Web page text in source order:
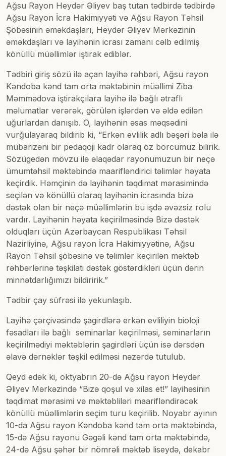
Ağsu Rayon Heydər Əliyev baş tutan tədbirdə tədbirdə
Ağsu Rayon İcra Hakimiyyəti və Ağsu Rayon Təhsil
Şöbəsinin əməkdaşları, Heydər Əliyev Mərkəzinin
əməkdaşları və layihənin icrası zamanı cəlb edilmiş
könüllü müəllimlər iştirak ediblər.
Tədbiri giriş sözü ilə açan layihə rəhbəri, Ağsu rayon
Kəndoba kənd tam orta məktəbinin müəllimi Ziba
Məmmədova iştirakçılara layihə ilə bağlı ətraflı
məlumatlar verərək, görülən işlərdən və əldə edilən
uğurlardan danışıb. O, layihənin əsas məqsədini
vurğulayaraq bildirib ki, “Erkən evlilik adlı bəşəri bəla ilə
mübarizəni bir pedaqoji kadr olaraq öz borcumuz bilirik.
Sözügedən mövzu ilə əlaqədar rayonumuzun bir neçə
ümumtəhsil məktəbində maarifləndirici təlimlər həyata
keçirdik. Həmçinin də layihənin təqdimat mərasimində
seçilən və könüllü olaraq layihənin icrasında bizə
dəstək olan bir neçə müəllimlərin bu işdə əvəzsiz rolu
vardır. Layihənin həyata keçirilməsində Bizə dəstək
olduqları üçün Azərbaycan Respublikası Təhsil
Nazirliyinə, Ağsu rayon İcra Hakimiyyətinə, Ağsu
Rayon Təhsil şöbəsinə və təlimlər keçirilən məktəb
rəhbərlərinə təşkilati dəstək göstərdikləri üçün dərin
minnətdarlığımızı bildiririk.”
Tədbir çay süfrəsi ilə yekunlaşıb.
Layihə çərçivəsində şagirdlərə erkən evliliyin bioloji
fəsadları ilə bağlı seminarlar keçirilməsi, seminarların
keçirilmədiyi məktəblərin şagirdləri üçün isə dərsdən
əlavə dərnəklər təşkil edilməsi nəzərdə tutulub.
Qeyd edək ki, oktyabrın 20-də Ağsu rayon Heydər
Əliyev Mərkəzində “Bizə qoşul və xilas et!” layihəsinin
təqdimat mərasimi və məktəbliləri maarifləndirəcək
könüllü müəllimlərin seçim turu keçirilib. Noyabr ayının
10-da Ağsu rayon Kəndoba kənd tam orta məktəbində,
15-də Ağsu rayonu Gəgəli kənd tam orta məktəbində,
24-də Ağsu şəhər bir nömrəli məktəb liseydə, dekabr